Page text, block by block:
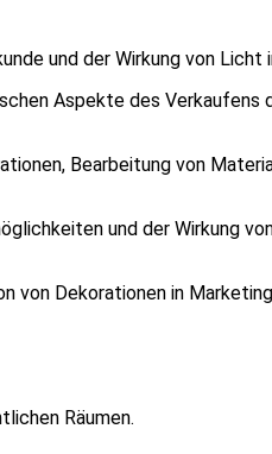
und der Wirkung von Licht
Aspekte des Verkaufens
Bearbeitung von
und der Wirkung
von Dekorationen in
Räumen.